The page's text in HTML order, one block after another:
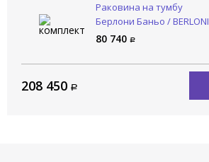
Раковина на тумбу
Берлони Баньо / BERLONI
BAGNO Вей Блок / WAY
80 740
208 450